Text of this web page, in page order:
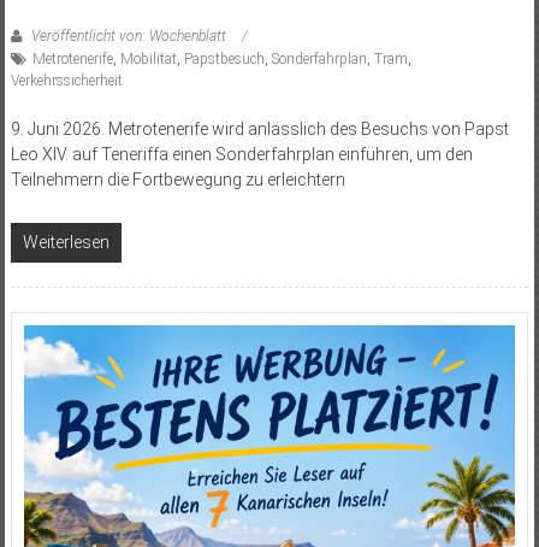
Veröffentlicht von: Wochenblatt
Metrotenerife, Mobilität Papstbesuch Sonderfahrplan Tram
Verkehrssicherheit
9. Juni 2026. Metrotenerife wird anlässlich des Besuchs von Papst
Leo XIV. auf Teneriffa einen Sonderfahrplan einführen, um den
Teilnehmern die Fortbewegung zu erleichtern
Weiterlesen